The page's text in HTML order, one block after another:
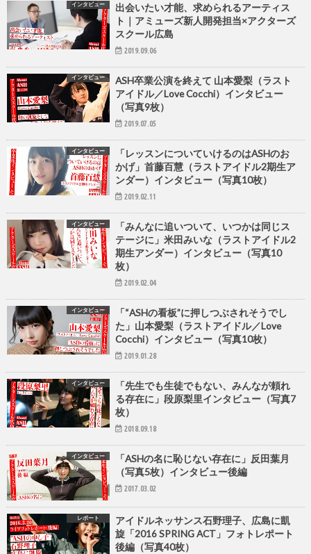
インタビュー
出会いたい才能、求められるアーティス
ト｜アミューズ新人開発担当×アクターズ
スクール広島
2019.09.06
インタビュー
ASH卒業公演を終えて 山本愛梨（ラスト
アイドル／Love Cocchi）インタビュー
（写真9枚）
2019.07.05
インタビュー
「レッスンについていけるのはASHのお
かげ」首藤百慧（ラストアイドル2期生ア
ンダー）インタビュー（写真10枚）
2019.02.11
インタビュー
「みんなに追いついて、いつかは同じス
テージに」米田みいな（ラストアイドル2
期生アンダー）インタビュー（写真10
枚）
2019.02.04
インタビュー
「“ASHの看板”に押しつぶされそうでし
た」山本愛梨（ラストアイドル／Love
Cocchi）インタビュー（写真10枚）
2019.01.28
インタビュー
「先生でも生徒でもない、みんなが頼れ
る存在に」段原梨里インタビュー（写真7
枚）
2018.09.18
インタビュー
「ASHの名に恥じない存在に」反田葉月
（写真5枚）インタビュー後編
2017.03.02
レポート
アイドルネッサンス石野理子、広島に凱
旋「2016 SPRING ACT」フォトレポート
後編（写真40枚）